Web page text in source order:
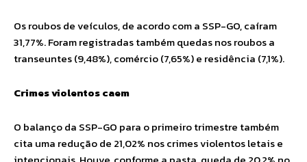
Os roubos de veículos, de acordo com a SSP-GO, caíram
31,77%. Foram registradas também quedas nos roubos a
transeuntes (9,48%), comércio (7,65%) e residência (7,1%).
Crimes violentos caem
O balanço da SSP-GO para o primeiro trimestre também
cita uma redução de 21,02% nos crimes violentos letais e